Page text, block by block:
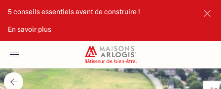
5 conseils essentiels avant de construire !
En savoir plus
Nos maisons